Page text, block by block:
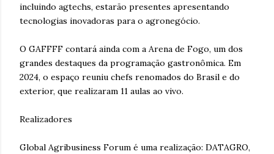
incluindo agtechs, estarão presentes apresentando
tecnologias inovadoras para o agronegócio.
O GAFFFF contará ainda com a Arena de Fogo, um dos
grandes destaques da programação gastronômica. Em
2024, o espaço reuniu chefs renomados do Brasil e do
exterior, que realizaram 11 aulas ao vivo.
Realizadores
Global Agribusiness Forum é uma realização: DATAGRO,